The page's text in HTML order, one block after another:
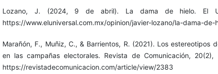
Lozano, J. (2024, 9 de abril). La dama de hielo. El
https://www.eluniversal.com.mx/opinion/javier-lozano/la-dama-de-
Marañón, F., Muñiz, C., & Barrientos, R. (2021). Los estereotipos
en las campañas electorales. Revista de Comunicación, 20(2),
https://revistadecomunicacion.com/article/view/2383